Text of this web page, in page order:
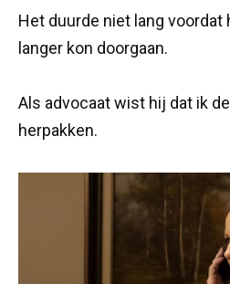
Het duurde niet lang
langer kon doorgaan.
Als advocaat wist hij dat ik
herpakken.